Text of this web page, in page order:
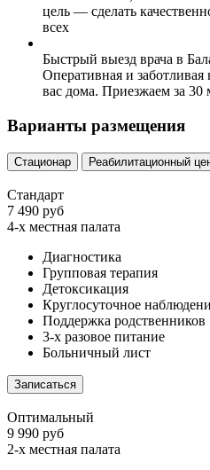
цель — сделать
всех
Быстрый выезд врача в
Оперативная и
вас дома. Приезжаем за 30
Варианты размещения
Стационар Реабилитационный
Стандарт
7 490 руб
4-х местная палата
Диагностика
Групповая терапия
Детоксикация
Круглосуточное
Поддержка родственников
3-х разовое питание
Больничный лист
Записаться
Оптимальный
9 990 руб
2-х местная палата